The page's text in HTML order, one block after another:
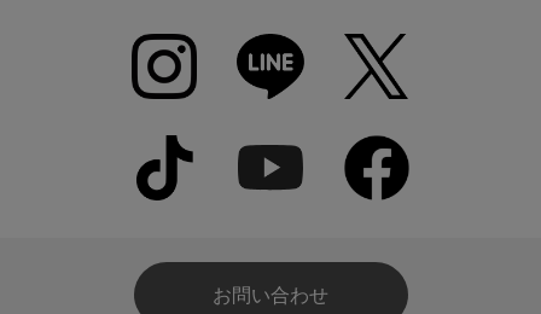
お問い合わせ